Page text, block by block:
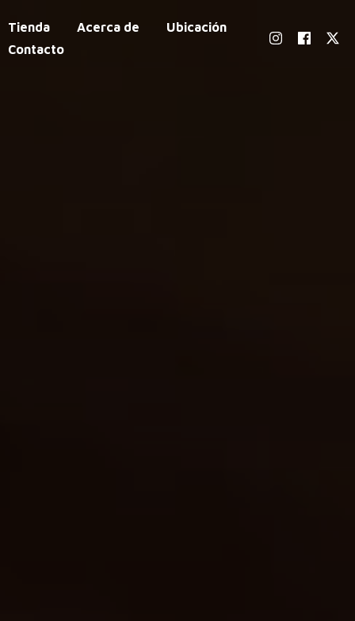
Tienda Acerca de
Ubicación
Contacto